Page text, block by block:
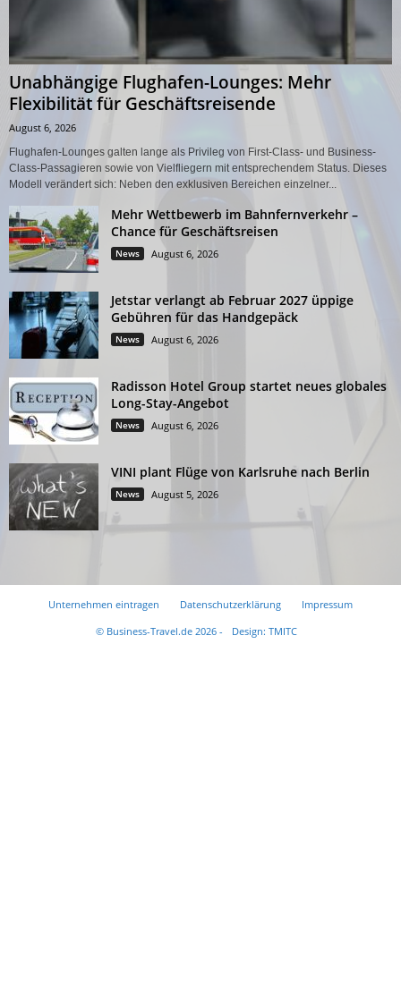
Unabhängige Flughafen-Lounges: Mehr
Flexibilität für Geschäftsreisende
August 6, 2026
Flughafen-Lounges galten lange als Privileg von First-Class- und Business-
Class-Passagieren sowie von Vielfliegern mit entsprechendem Status. Dieses
Modell verändert sich: Neben den exklusiven Bereichen einzelner...
Mehr Wettbewerb im Bahnfernverkehr –
Chance für Geschäftsreisen
News August 6, 2026
Jetstar verlangt ab Februar 2027 üppige
Gebühren für das Handgepäck
News August 6, 2026
Radisson Hotel Group startet neues globales
Long-Stay-Angebot
News August 6, 2026
VINI plant Flüge von Karlsruhe nach Berlin
News August 5, 2026
Unternehmen eintragen Datenschutzerklärung
Impressum
© Business-Travel.de 2026 -
Design: TMITC